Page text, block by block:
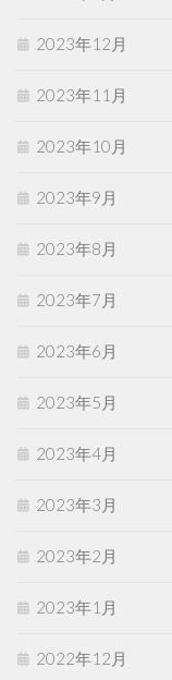
2023年12月
2023年11月
2023年10月
2023年9月
2023年8月
2023年7月
2023年6月
2023年5月
2023年4月
2023年3月
2023年2月
2023年1月
2022年12月